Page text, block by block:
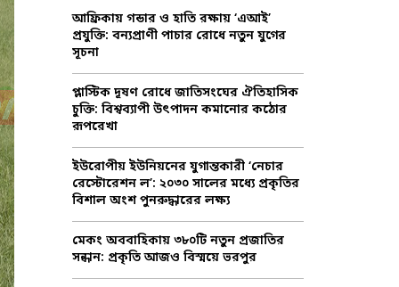
o
r
:
R
C
H
আফ্রিকায় গন্ডার ও হাতি রক্ষায় ‘এআই’
প্রযুক্তি: বন্যপ্রাণী পাচার রোধে নতুন যুগের
সূচনা
প্লাস্টিক দূষণ রোধে জাতিসংঘের ঐতিহাসিক
চুক্তি: বিশ্বব্যাপী উৎপাদন কমানোর কঠোর
রূপরেখা
ইউরোপীয় ইউনিয়নের যুগান্তকারী ‘নেচার
রেস্টোরেশন ল’: ২০৩০ সালের মধ্যে প্রকৃতির
বিশাল অংশ পুনরুদ্ধারের লক্ষ্য
মেকং অববাহিকায় ৩৮০টি নতুন প্রজাতির
সন্ধান: প্রকৃতি আজও বিস্ময়ে ভরপুর